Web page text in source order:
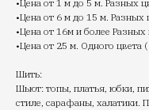
•Цена от 1 м до 5 м. Разных
•Цена от 6 м до 15 м. Разных
•Цена от 16м и более
•Цена от 25 м. Одного
Шить:
Шьют: топы, платья, юбки,
стиле, сарафаны, халатики.